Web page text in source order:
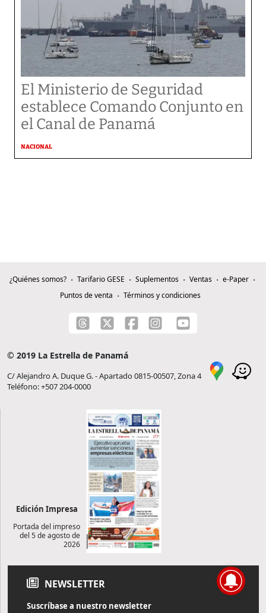
El Ministerio de Seguridad
establece Comando Conjunto en
el Canal de Panamá
NACIONAL
¿Quiénes somos? Tarifario GESE Suplementos Ventas
e-Paper
Puntos de venta
Términos y condiciones
© 2019 La Estrella de Panamá
C/ Alejandro A. Duque G. - Apartado 0815-00507, Zona 4
Teléfono: +507 204-0000
Edición Impresa
Portada del impreso
del 5 de agosto de
2026
NEWSLETTER
Suscríbase a nuestro newsletter